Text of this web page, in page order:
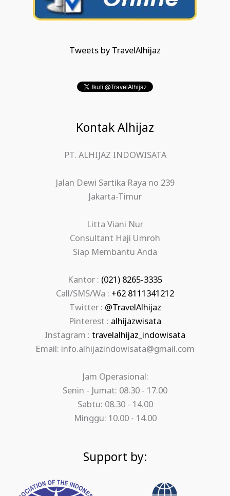
Tweets by TravelAlhijaz
Kontak Alhijaz
PT. ALHIJAZ INDOWISATA
Jalan Dewi Sartika Raya no 239
Jakarta-Timur
Litta Viani Nur
Consultant Haji Umroh
Siap Membantu Anda
Kantor : (021) 8265-3335
Call/SMS/Wa : +62 8111341212
Twitter : @TravelAlhijaz
Pinterest : alhijazwisata
Instagram : travelalhijaz_indowisata
Email: info.alhijazindowisata@gmail.com
Jam Operasional:
Senin - Jumat: 08.30 - 17.00
Sabtu: 08.30 - 14.00
Minggu: 10.00 - 14.00
Support by: